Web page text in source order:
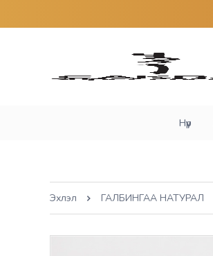
Нүүр
Эхлэл ГАЛБИНГАА НАТУРАЛ